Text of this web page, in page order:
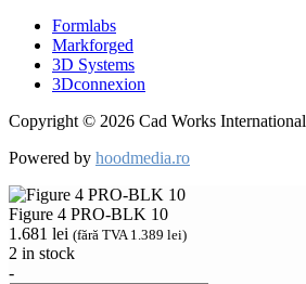
Formlabs
Markforged
3D Systems
3Dconnexion
Copyright © 2026 Cad Works
Powered by hoodmedia.ro
Figure 4 PRO-BLK 10
1.681 lei (fără TVA1.389 lei)
2 in stock
-